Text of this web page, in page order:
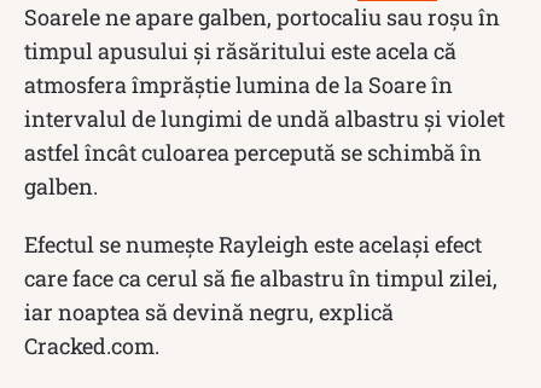
Soarele ne apare galben, portocaliu sau roșu în
timpul apusului și răsăritului este acela că
atmosfera împrăștie lumina de la Soare în
intervalul de lungimi de undă albastru și violet
astfel încât culoarea percepută se schimbă în
galben.
Efectul se numește Rayleigh este același efect
care face ca cerul să fie albastru în timpul zilei,
iar noaptea să devină negru, explică
Cracked.com.